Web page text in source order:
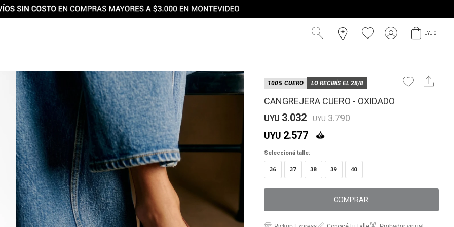
UYU 0
100% CUERO LO RECIBÍS EL 28/8
CANGREJERA CUERO - OXIDADO
UYU 3.032 UYU 3.790
UYU 2.577
Seleccioná talle:
36 37 38 39 40
COMPRAR